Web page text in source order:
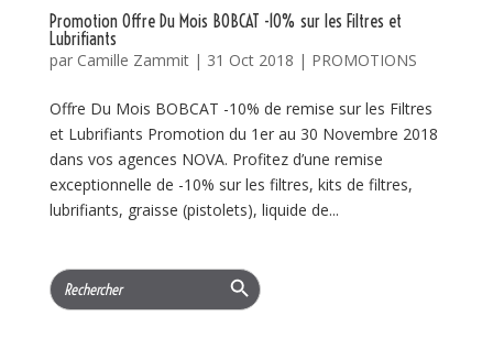
Promotion Offre Du Mois BOBCAT -10% sur les Filtres et
Lubrifiants
par Camille Zammit| 31 Oct 2018 | PROMOTIONS
Offre Du Mois BOBCAT -10% de remise sur les Filtres
et Lubrifiants Promotion du 1er au 30 Novembre 2018
dans vos agences NOVA. Profitez d’une remise
exceptionnelle de -10% sur les filtres, kits de filtres,
lubrifiants, graisse (pistolets), liquide de...
Search
for:
Search Button